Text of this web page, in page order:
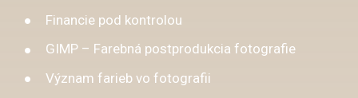
Financie pod kontrolou
GIMP – Farebná postprodukcia fotografie
Význam farieb vo fotografii